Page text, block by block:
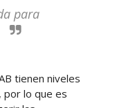
para
tienen niveles
por lo que es